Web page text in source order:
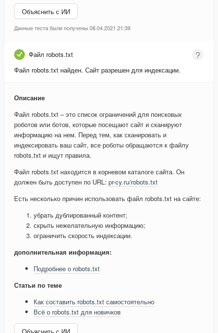
Объяснить с ИИ
Данные теста были получены 08.04.2021 21:39
Файл robots.txt
Файл robots.txt найден. Сайт разрешен для индексации.
Описание
Файл robots.txt – это список ограничений для поисковых
роботов или ботов, которые посещают сайт и сканируют
информацию на нем. Перед тем, как сканировать и
индексировать ваш сайт, все роботы обращаются к файлу
robots.txt и ищут правила.
Файл robots.txt находится в корневом каталоге сайта. Он
должен быть доступен по URL: pr-cy.ru/robots.txt
Есть несколько причин использовать файл robots.txt на сайте:
убрать дублированный контент;
скрыть нежелательную информацию;
ограничить скорость индексации.
дополнительная информация:
Подробнее о robots.txt
Статьи по теме
Как составить robots.txt самостоятельно
Всё о robots.txt для новичков
Объяснить с ИИ